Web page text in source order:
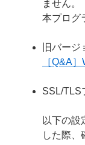
ません。
本プログ
旧バー
［Q&A
SSL/TLS
以下の設
した際、